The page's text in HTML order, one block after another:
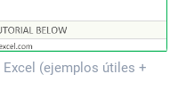
Excel (ejemplos útiles +